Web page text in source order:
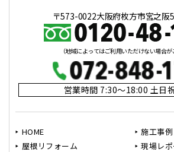
〒573-0022大阪府枚方市宮之阪
（地域によってはご利用いただけない場合が
営業時間 7:30～18:00 土日
HOME
屋根リフォーム
施工事例
現場レ